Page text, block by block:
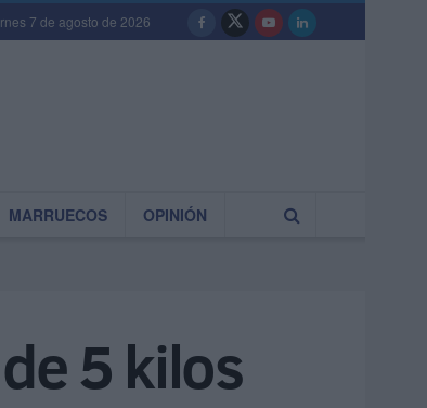
7 de agosto de 2026
MARRUECOS OPINIÓN
5 kilos